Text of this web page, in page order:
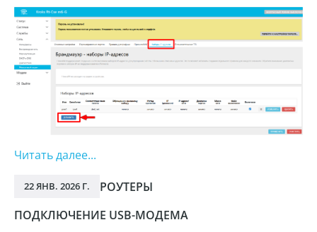
Читать далее...
22 ЯНВ. 2026 Г.
РОУТЕРЫ
ПОДКЛЮЧЕНИЕ USB-МОДЕМА